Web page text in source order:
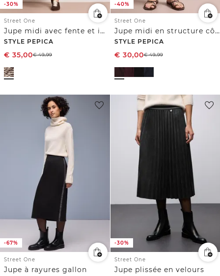
-30%
Street One
Jupe midi avec fente et imprimé animalier
STYLE PEPICA
€ 35,00€49,99
-40%
Street One
Jupe midi en structure côtelée avec taille élastique
STYLE PEPICA
€ 30,00€49,99
-67%
Street One
Jupe à rayures gallon
-30%
Street One
Jupe plissée en velours